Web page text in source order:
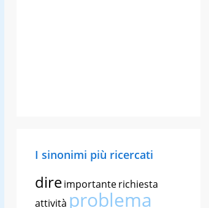
I sinonimi più ricercati
direimportanterichiesta
attività problema